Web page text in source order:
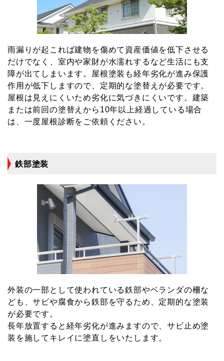
雨漏りが起これば建物を傷めて資産価値を低下させる
だけでなく、室内や家財が水濡れするなど生活にも支
障が出てしまいます。屋根塗装も経年劣化が進み保護
作用が低下しますので、定期的な塗替えが必要です。
屋根は見えにくいため劣化に気づきにくいです。建築
または前回の塗替えから10年以上経過している場合
は、一度屋根診断をご依頼ください。
鉄部塗装
外装の一部として使われている鉄部やベランダの柵な
ども、サビや腐食から鉄部を守るため、定期的な塗装
が必要です。
長年放置すると経年劣化が進みますので、サビ止め塗
装を施してキレイに塗直しをいたします。